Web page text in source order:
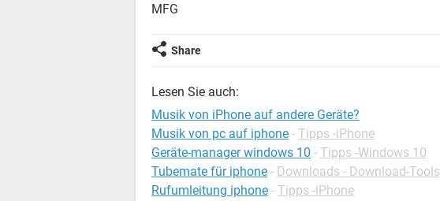
MFG
Share
Lesen Sie auch:
Musik von iPhone auf andere Geräte?
Musik von pc auf iphone - Tipps -iPhone
Geräte-manager windows 10 - Tipps -Windows 10
Tubemate für iphone - Downloads - Download-Tools
Rufumleitung iphone - Tipps -iPhone